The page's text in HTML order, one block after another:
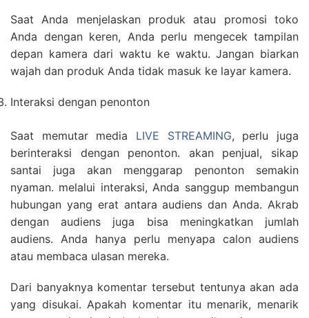
Saat Anda menjelaskan produk atau promosi toko
Anda dengan keren, Anda perlu mengecek tampilan
depan kamera dari waktu ke waktu. Jangan biarkan
wajah dan produk Anda tidak masuk ke layar kamera.
Interaksi dengan penonton
Saat memutar media LIVE STREAMING, perlu juga
berinteraksi dengan penonton. akan penjual, sikap
santai juga akan menggarap penonton semakin
nyaman. melalui interaksi, Anda sanggup membangun
hubungan yang erat antara audiens dan Anda. Akrab
dengan audiens juga bisa meningkatkan jumlah
audiens. Anda hanya perlu menyapa calon audiens
atau membaca ulasan mereka.
Dari banyaknya komentar tersebut tentunya akan ada
yang disukai. Apakah komentar itu menarik, menarik